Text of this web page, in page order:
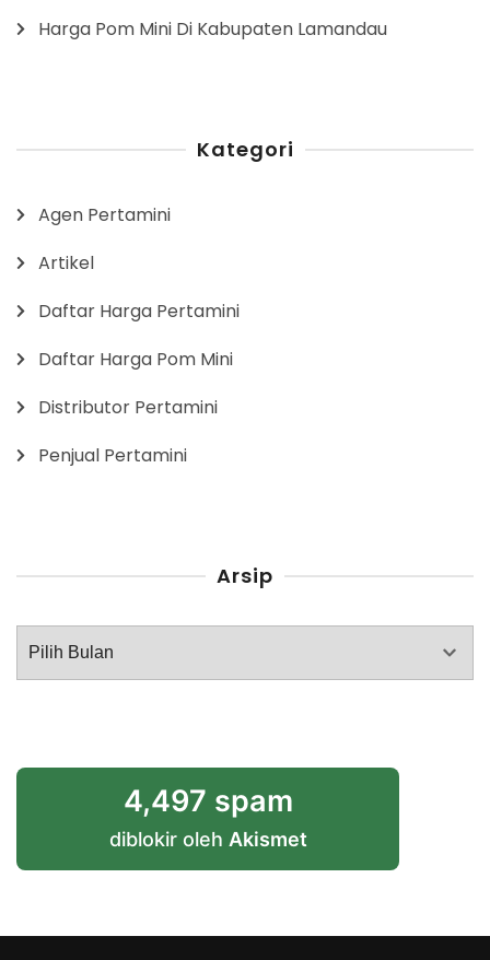
Harga Pom Mini Di Kabupaten Lamandau
Kategori
Agen Pertamini
Artikel
Daftar Harga Pertamini
Daftar Harga Pom Mini
Distributor Pertamini
Penjual Pertamini
Arsip
Arsip
4,497 spam
diblokir oleh Akismet